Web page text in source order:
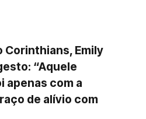
Corinthians, Emily
“Aquele
apenas com a
de alívio com